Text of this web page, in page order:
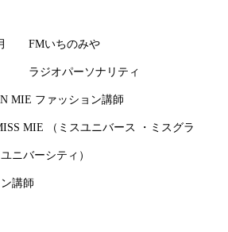
FMいちのみや
ラジオパーソナリティ
MIE ファッション講師
MIE （ミスユニバース ・ミスグラ
ニバーシティ）
講師